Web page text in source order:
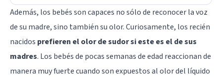
Además, los bebés son capaces no sólo de reconocer la voz
de su madre, sino también su olor. Curiosamente, los recién
nacidos prefieren el olor de sudor si este es el de sus
madres. Los bebés de pocas semanas de edad reaccionan de
manera muy fuerte cuando son expuestos al olor del líquido